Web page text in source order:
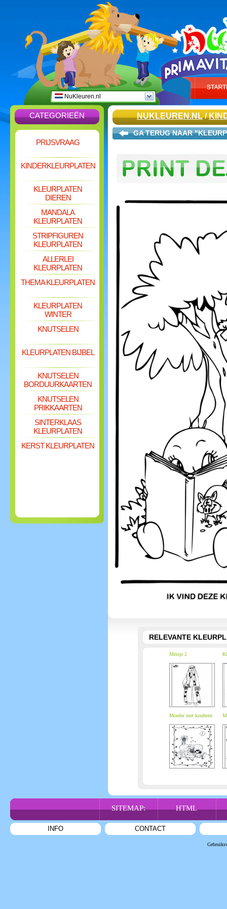
NuKleuren.nl
CATEGORIEËN
PRIJSVRAAG
KINDERKLEURPLATEN
KLEURPLATEN
DIEREN
MANDALA
KLEURPLATEN
STRIPFIGUREN
KLEURPLATEN
ALLERLEI
KLEURPLATEN
THEMA KLEURPLATEN
KLEURPLATEN
WINTER
KNUTSELEN
KLEURPLATEN BIJBEL
KNUTSELEN
BORDUURKAARTEN
KNUTSELEN
PRIKKAARTEN
SINTERKLAAS
KLEURPLATEN
KERST KLEURPLATEN
NUKLEUREN.NL/
GA TERUG NAAR
RELEVANTE
Meisje 2
Moeder met kinderen
SITEMAP: HTML
INFO CONTACT